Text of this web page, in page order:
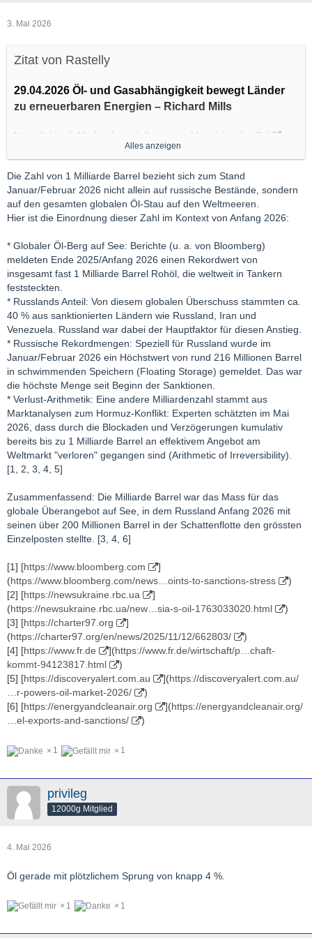
3. Mai 2026
Zitat von Rastelly
29.04.2026 Öl- und Gasabhängigkeit bewegt Länder
zu erneuerbaren Energien – Richard Mills
https://aheadoftheherd.com/oil…renewables-richard-mills/
Trotz Trumps Versprechen eines schnellen Abzugs hat sich der
Krieg im Iran auf zwei Monate ausgedehnt, wobei die
Schließung der Straße von Hormus den schlimmsten
Ölversorgungsschock seit dem OPEC-Embargo von 1973
verursacht hat.
dem Nahen Osten abhängig sind, haben Schwierigkeiten,
genügend Barrel und Gigajoule zu beschaffen, um ihre
Wirtschaft am Laufen zu halten.
Laut der Zeitung „The Globe and Mail“
die Philippinen die Arbeitswoche für Beamte auf vier Tage
verkürzt, Bangladesch hat Universitäten geschlossen, und
verschiedene Länder haben aufgrund der Energieknappheit
Homeoffice für Staatsbedienstete angeordnet und die
Klimaanlagen in öffentlichen Gebäuden eingeschränkt.
Fluggesellschaften in ganz Asien reduzieren ihre Flugpläne, da
ihnen Kerosin fehlt.
„Viele Länder erkennen jetzt, wie stark sie einem Energieschock
ausgesetzt sind“, sagte Andrew Botterill, globaler Leiter der
Finanzberatung für Energie, Rohstoffe und Industrie bei
Deloitte.
Ed Crooks, stellvertretender Vorsitzender der Amerika-Abteilung
des Rohstoffberatungsunternehmens Wood Mackenzie, erklärt:
der Energiesicherheit geben, genau wie nach dem Einmarsch
Russlands in die Ukraine im Jahr 2022.“
Die Neubewertung dürfte eine Beschleunigung der globalen
Bewegung hin zu Elektrifizierung und Dekarbonisierung mit sich
unbestritten ist, dass ihre Einbindung in den Energiemix eines
Landes die Abhängigkeit von Öl und Gas verringert.
Die prognostizierte Ölnachfrage dürfte zum ersten Mal seit
Beginn der Pandemie sinken, und zwar aufgrund dessen, was
dieInternationale Energieagentur als
Ölangebotsschock der Geschichte“ bezeichnet.
Blogger Chris Martenson meint
: „Der schlimmste
Energieschock aller Zeiten ist viel gravierender, als man denkt.“
Er fügt hinzu, dass sich der Energieschock noch verschärfen
werde, „selbst wenn der Iran-Konflikt wie durch ein Wunder jetzt
sofort beendet würde“.
Unter Berufung auf eine Analyse von Goldman Sachs, die im
Martenson an, dass täglich 14,5 Millionen Barrel Öl und
Monat und 870 Millionen Barrel in den ersten beiden
Alles anzeigen
Die Zahl von 1 Milliarde Barrel bezieht sich zum Stand
Januar/Februar 2026 nicht allein auf russische Bestände, sondern
auf den gesamten globalen Öl-Stau auf den Weltmeeren.
Hier ist die Einordnung dieser Zahl im Kontext von Anfang 2026:
* Globaler Öl-Berg auf See: Berichte (u. a. von Bloomberg)
meldeten Ende 2025/Anfang 2026 einen Rekordwert von
insgesamt fast 1 Milliarde Barrel Rohöl, die weltweit in Tankern
feststeckten.
* Russlands Anteil: Von diesem globalen Überschuss stammten ca.
40 % aus sanktionierten Ländern wie Russland, Iran und
Venezuela. Russland war dabei der Hauptfaktor für diesen Anstieg.
* Russische Rekordmengen: Speziell für Russland wurde im
Januar/Februar 2026 ein Höchstwert von rund 216 Millionen Barrel
in schwimmenden Speichern (Floating Storage) gemeldet. Das war
die höchste Menge seit Beginn der Sanktionen.
* Verlust-Arithmetik: Eine andere Milliardenzahl stammt aus
Marktanalysen zum Hormuz-Konflikt: Experten schätzten im Mai
2026, dass durch die Blockaden und Verzögerungen kumulativ
bereits bis zu 1 Milliarde Barrel an effektivem Angebot am
Weltmarkt "verloren" gegangen sind (Arithmetic of Irreversibility).
[1, 2, 3, 4, 5]
Zusammenfassend: Die Milliarde Barrel war das Mass für das
globale Überangebot auf See, in dem Russland Anfang 2026 mit
seinen über 200 Millionen Barrel in der Schattenflotte den grössten
Einzelposten stellte. [3, 4, 6]
[1] [https://www.bloomberg.com
]
(https://www.bloomberg.com/news…oints-to-sanctions-stress
)
[2] [https://newsukraine.rbc.ua
]
(https://newsukraine.rbc.ua/new…sia-s-oil-1763033020.html
)
[3] [https://charter97.org
]
(https://charter97.org/en/news/2025/11/12/662803/
)
[4] [https://www.fr.de ](https://www.fr.de/wirtschaft/p…chaft-
kommt-94123817.html
)
[5] [https://discoveryalert.com.au ](https://discoveryalert.com.au/
…r-powers-oil-market-2026/
)
[6] [https://energyandcleanair.org ](https://energyandcleanair.org/
…el-exports-and-sanctions/
)
1 1
privileg
12000g Mitglied
4. Mai 2026
Öl gerade mit plötzlichem Sprung von knapp 4 %.
1 1